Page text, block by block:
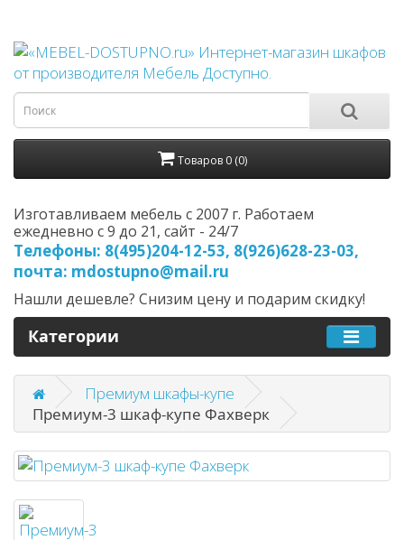
Товаров 0 (0)
Изготавливаем мебель с 2007 г. Работаем
ежедневно с 9 до 21, cайт - 24/7
Телефоны: 8(495)204-12-53, 8(926)628-23-03,
почта: mdostupno@mail.ru
Нашли дешевле? Снизим цену и подарим скидку!
Категории
Премиум шкафы-купе
Премиум-3 шкаф-купе Фахверк